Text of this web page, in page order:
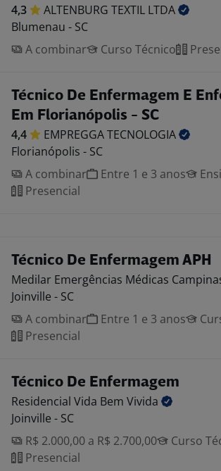
4,3 ALTENBURG TEXTIL LTDA
Blumenau - SC
A combinar
Curso Técnico
Técnico De Enfermagem E
Em Florianópolis - SC
4,4 EMPREGGATECNOLOGIA
Florianópolis - SC
A combinar
Entre 1 e 3 anos
Presencial
Técnico De Enfermagem APH
Medilar Emergências Médicas
Joinville - SC
A combinar
Entre 1 e 3 anos
Presencial
Técnico De Enfermagem
Residencial Vida Bem Vivida
Joinville - SC
R$ 2.000,00 a R$ 2.700,00
Curso
Presencial